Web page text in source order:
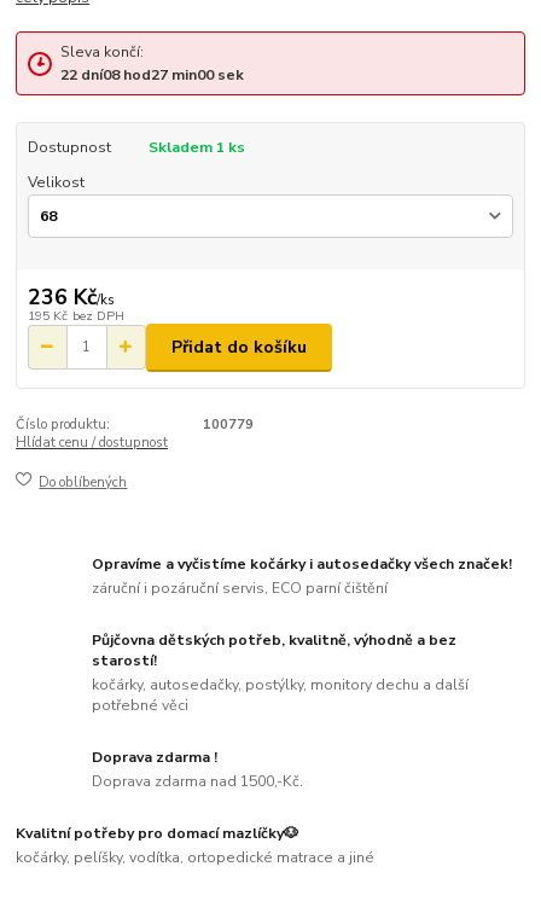
Sleva končí:
22 dní08hod27min00sek
Dostupnost
Skladem 1 ks
Velikost
236 Kč/ks
195 Kč bez DPH
Přidat do košíku
Číslo produktu:
100779
Hlídat cenu / dostupnost
Do oblíbených
Opravíme a vyčistíme kočárky i autosedačky všech značek!
záruční i pozáruční servis, ECO parní čištění
Půjčovna dětských potřeb, kvalitně, výhodně a bez
starostí!
kočárky, autosedačky, postýlky, monitory dechu a další
potřebné věci
Doprava zdarma !
Doprava zdarma nad 1500,-Kč.
Kvalitní potřeby pro domací mazlíčky🐶
kočárky, pelíšky, vodítka, ortopedické matrace a jiné